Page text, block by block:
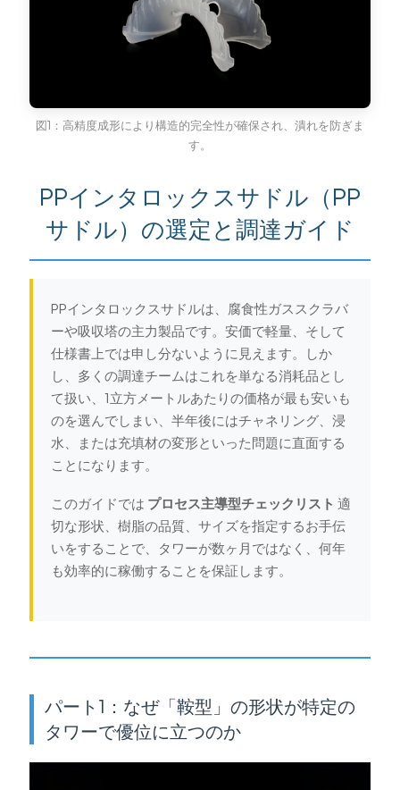
図1：高精度成形により構造的完全性が確保され、潰れを防ぎま
す。
PPインタロックスサドル（PP
サドル）の選定と調​​達ガイド
PPインタロックスサドルは、腐食性ガススクラバ
ーや吸収塔の主力製品です。安価で軽量、そして
仕様書上では申し分ないように見えます。しか
し、多くの調達チームはこれを単なる消耗品とし
て扱い、1立方メートルあたりの価格が最も安いも
のを選んでしまい、半年後にはチャネリング、浸
水、または充填材の変形といった問題に直面する
ことになります。
このガイドでは プロセス主導型チェックリスト 適
切な形状、樹脂の品質、サイズを指定するお手伝
いをすることで、タワーが数ヶ月ではなく、何年
も効率的に稼働することを保証します。
パート1：なぜ「鞍型」の形状が特定の
タワーで優位に立つのか